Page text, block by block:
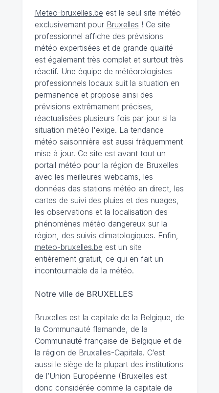
Meteo-bruxelles.be est le seul site météo
exclusivement pour Bruxelles ! Ce site
professionnel affiche des prévisions
météo expertisées et de grande qualité
est également très complet et surtout très
réactif. Une équipe de météorologistes
professionnels locaux suit la situation en
permanence et propose ainsi des
prévisions extrêmement précises,
réactualisées plusieurs fois par jour si la
situation météo l'exige. La tendance
météo saisonnière est aussi fréquemment
mise à jour. Ce site est avant tout un
portail météo pour la région de Bruxelles
avec les meilleures webcams, les
données des stations météo en direct, les
cartes de suivi des pluies et des nuages,
les observations et la localisation des
phénomènes météo dangereux sur la
région, des suivis climatologiques. Enfin,
meteo-bruxelles.be est un site
entièrement gratuit, ce qui en fait un
incontournable de la météo.
Notre ville de BRUXELLES
Bruxelles est la capitale de la Belgique, de
la Communauté flamande, de la
Communauté française de Belgique et de
la région de Bruxelles-Capitale. C’est
aussi le siège de la plupart des institutions
de l’Union Européenne (Bruxelles est
donc considérée comme la capitale de